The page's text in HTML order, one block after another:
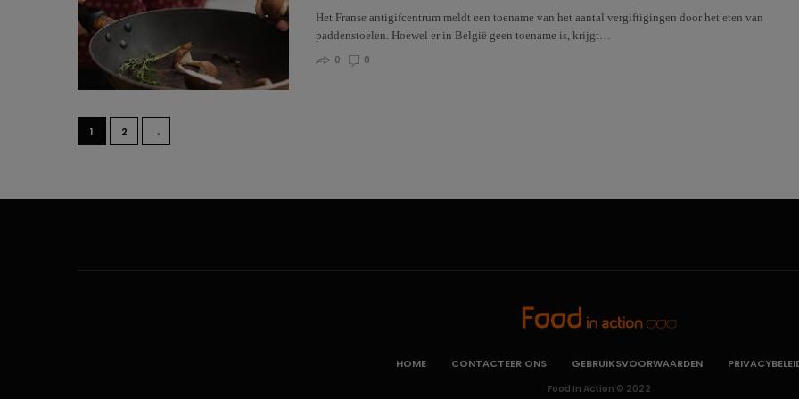
Het Franse antigifcentrum meldt een toename van het aantal vergiftigingen door het eten van
paddenstoelen. Hoewel er in België geen toename is, krijgt…
0
0
1 2 →
HOME CONTACTEER ONS GEBRUIKSVOORWAARDEN
Food In Action © 2022